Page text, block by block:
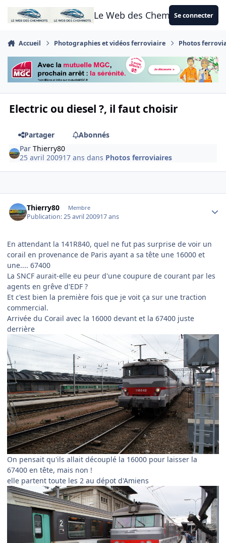
Aller au contenu
Le Web des CheminotsSe connecter
Accueil Photographies et vidéos ferroviaire Photos
Electric ou diesel ?, il faut choisir
Partager
Abonnés
ParThierry80
25 avril 200917 ans dans Photos ferroviaires
Thierry80 Membre
Publication:25 avril 200917 ans
En attendant la 141R840, quel ne fut pas surprise de voir un
corail en provenance de Paris ayant a sa tête une 16000 et
une.... 67400
La SNCF aurait-elle eu peur d'une coupure de courant par les
agents en grêve d'EDF ?
Et c'est bien la première fois que je voit ça sur une traction
commercial.
Arrivée du Corail avec la 16000 devant et la 67400 juste
derrière
On pensait qu'ils allait découplé la 16000 pour laisser la
67400 en tête, mais non !
elle partent toute les 2 au dépot d'Amiens